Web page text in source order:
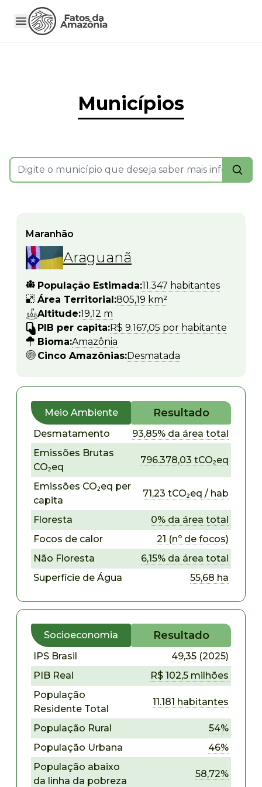
Municípios
Maranhão
Araguanã
População Estimada:11.347 habitantes
Área Territorial:805,19 km²
Altitude:19,12 m
PIB per capita:R$ 9.167,05 por habitante
Bioma:Amazônia
Cinco Amazônias:Desmatada
Meio Ambiente Resultado
Desmatamento
93,85% da área total
Emissões Brutas
CO₂eq
796.378,03 tCO₂eq
Emissões CO₂eq per
capita
71,23 tCO₂eq / hab
Floresta
0% da área total
Focos de calor
21 (nº de focos)
Não Floresta
6,15% da área total
Superfície de Água
55,68 ha
Socioeconomia Resultado
IPS Brasil
49,35 (2025)
PIB Real
R$ 102,5 milhões
População
Residente Total
11.181 habitantes
População Rural
54%
População Urbana
46%
População abaixo
da linha da pobreza
58,72%